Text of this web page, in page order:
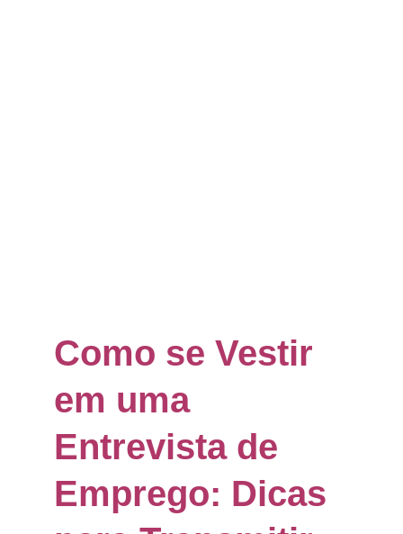
Como se Vestir
em uma
Entrevista de
Emprego: Dicas